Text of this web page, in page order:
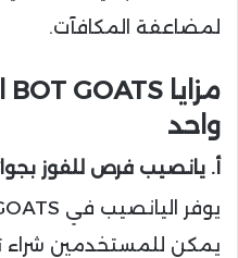
لمضاعفة المكافآت.
واحد
أ. يانصيب فرص للفوز
يمكن للمستخدمين شراء